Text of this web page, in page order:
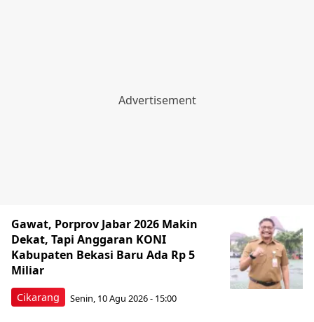
Cikarang
Gawat, Porprov Jabar 2026 Makin
Dekat, Tapi Anggaran KONI
Kabupaten Bekasi Baru Ada Rp 5
Miliar
Senin, 10 Agu 2026 - 15:00